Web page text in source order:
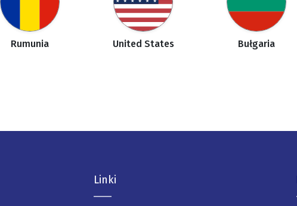
Rumunia United States Bułgaria
Linki